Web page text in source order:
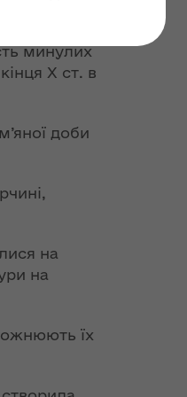
минулих
X ст. в
доби
на
на
їх